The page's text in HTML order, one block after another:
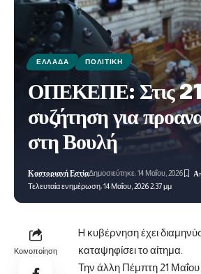
ΕΛΛΆΔΑ ΠΟΛΙΤΙΚΉ
ΟΠΕΚΕΠΕ: Στις
συζήτηση για
στη Βουλή
Τελευταία ενημέρωση: 14 Μαΐου, 2026 2:37 μμ
Καστοριανή ΕστίαΔημοσιεύτηκε: 14 Μαΐου, 2026
Κοινοποίηση
H κυβέρνηση έχει
καταψηφίσει το αίτημα.
Την άλλη Πέμπτη 21 Μαΐου